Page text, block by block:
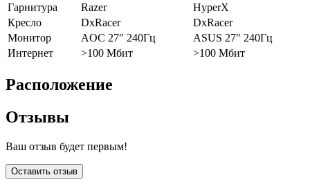
Гарнитура
Razer
HyperX
Кресло
DxRacer
DxRacer
Монитор
AOC 27" 240Гц
ASUS 27" 240Гц
Интернет
>100 Мбит >100 Мбит
Расположение
Отзывы
Ваш отзыв будет первым!
Оставить отзыв